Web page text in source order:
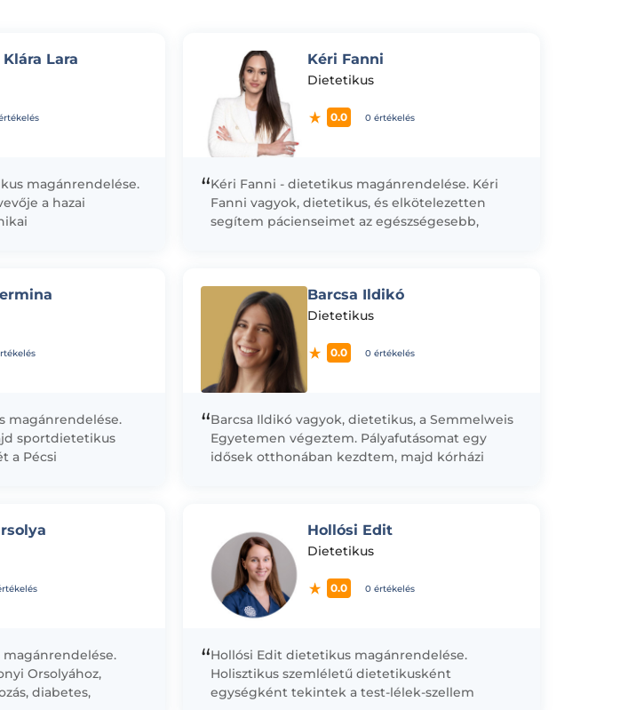
Lara
magánrendelése.
a hazai
Kéri Fanni
Dietetikus
0.0 0 értékelés
“Kéri Fanni - dietetikus magánrendelése. Kéri
Fanni vagyok, dietetikus, és elkötelezetten
segítem pácienseimet az egészségesebb,
magánrendelése.
sportdietetikus
a Pécsi
Barcsa Ildikó
Dietetikus
0.0 0 értékelés
“Barcsa Ildikó vagyok, dietetikus, a Semmelweis
Egyetemen végeztem. Pályafutásomat egy
idősek otthonában kezdtem, majd kórházi
Orsolyához,
diabetes,
Hollósi Edit
Dietetikus
0.0 0 értékelés
“Hollósi Edit dietetikus magánrendelése.
Holisztikus szemléletű dietetikusként
egységként tekintek a test-lélek-szellem